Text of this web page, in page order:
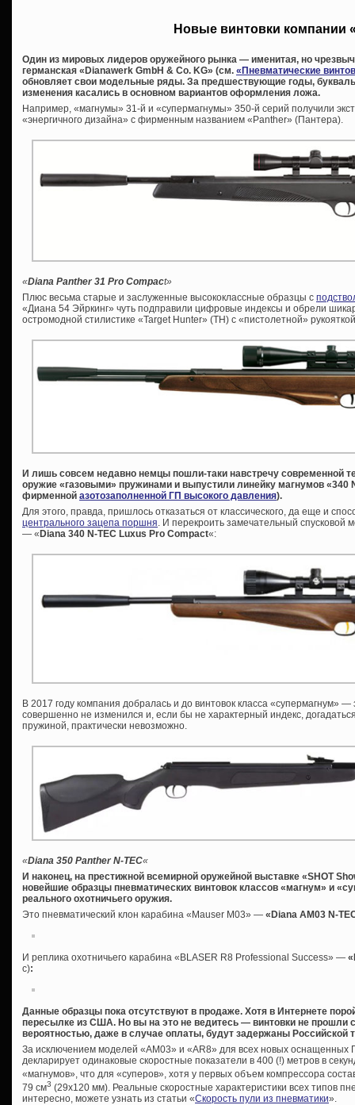
Новые винтовки компании
Один из мировых лидеров оружейного рынка — именитая, но
германская «Dianawerk GmbH & Co. KG» (см. «Пневматические
обновляет свои модельные ряды. За предшествующие годы,
изменения касались в основном вариантов оформления ложа.
Например, «магнумы» 31-й и «супермагнумы» 350-й серий получили
«энергичного дизайна» с фирменным названием «Panther» (Пантера).
«Diana Panther 31 Pro Compact»
Плюс весьма старые и заслуженные высококлассные образцы с
«Диана 54 Эйркинг» чуть подправили цифровые индексы и обрели
остромодной стилистике «Target Hunter» (ТН) с «пистолетной»
И лишь совсем недавно немцы пошли-таки навстречу современной
оружие «газовыми» пружинами и выпустили линейку магнумов «340
фирменной азотозаполненной ГП высокого давления).
Для этого, правда, пришлось отказаться от классического, да еще и
центрального зацепа поршня . И перекроить замечательный
— «Diana 340 N-TEC Luxus Pro Compact«:
В 2017 году компания добралась и до винтовок класса «супермагнум»
совершенно не изменился и, если бы не характерный индекс,
пружиной, практически невозможно.
«Diana 350 Panther N-TEC«
И наконец, на престижной всемирной оружейной выставке «SHOT
новейшие образцы пневматических винтовок классов «магнум» и
реального охотничьего оружия.
Это пневматический клон карабина «Mauser M03» — «Diana AM03 N-
И реплика охотничьего карабина «BLASER R8 Professional Success» —
с):
Данные образцы пока отсутствуют в продаже. Хотя в Интернете
пересылке из США. Но вы на это не ведитесь — винтовки не прошли
вероятностью, даже в случае оплаты, будут задержаны Российской
За исключением моделей «AM03» и «AR8» для всех новых оснащенных
декларирует одинаковые скоростные показатели в 400 (!) метров в
«магнумов», что для «суперов», хотя у первых объем компрессора
79 см3 (29х120 мм). Реальные скоростные характеристики всех типов
интересно, можете узнать из статьи «Скорость пули из пневматики».